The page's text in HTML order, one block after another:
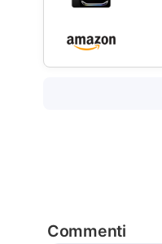
Commenti